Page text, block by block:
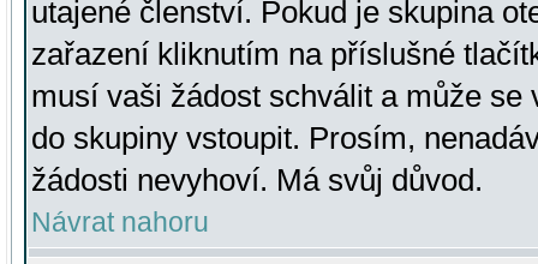
utajené členství. Pokud je skupina
zařazení kliknutím na příslušné
musí vaši žádost schválit a může se
do skupiny vstoupit. Prosím,
žádosti nevyhoví. Má svůj důvod.
Návrat nahoru